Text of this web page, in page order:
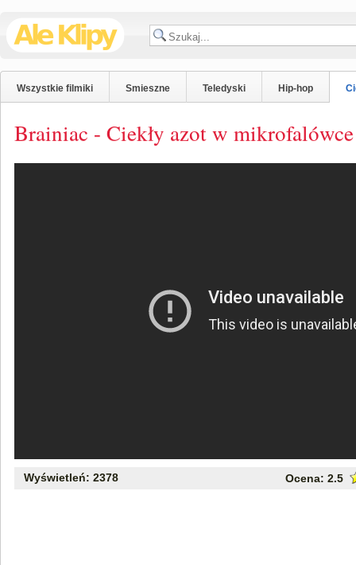
Wszystkie filmiki Smieszne Teledyski Hip-hop
Brainiac - Ciekły azot w mikrofalówce
Wyświetleń: 2378 Ocena: 2.5